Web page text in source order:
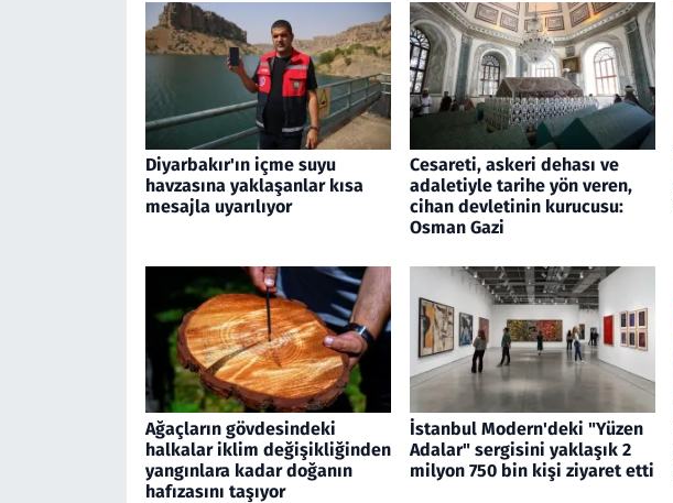
Diyarbakır'ın içme suyu
havzasına yaklaşanlar kısa
mesajla uyarılıyor
Cesareti, askeri dehası ve
adaletiyle tarihe yön veren,
cihan devletinin kurucusu:
Osman Gazi
Ağaçların gövdesindeki
halkalar iklim değişikliğinden
yangınlara kadar doğanın
hafızasını taşıyor
İstanbul Modern'deki "Yüzen
Adalar" sergisini yaklaşık 2
milyon 750 bin kişi ziyaret etti